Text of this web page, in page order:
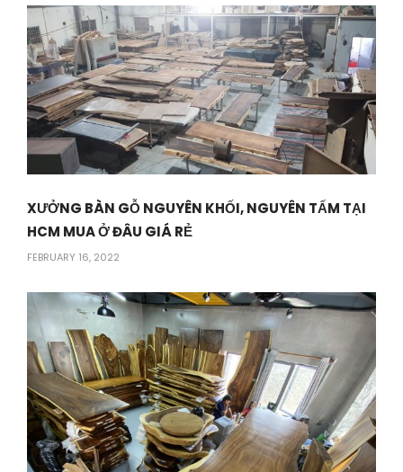
XƯỞNG BÀN GỖ NGUYÊN KHỐI, NGUYÊN TẤM TẠI
HCM MUA Ở ĐÂU GIÁ RẺ
FEBRUARY 16, 2022